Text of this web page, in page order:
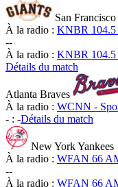
San
À la radio : KNBR
--
À la radio : KNBR
Détails du match
Atlanta Braves
À la radio : WCNN -
- : -Détails du match
New York Yankees
À la radio : WFAN 66
--
À la radio : WFAN 66